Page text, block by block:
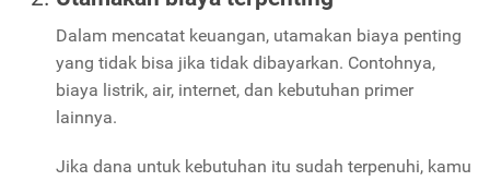
Dalam mencatat keuangan, utamakan biaya penting
yang tidak bisa jika tidak dibayarkan. Contohnya,
biaya listrik, air, internet, dan kebutuhan primer
lainnya.
Jika dana untuk kebutuhan itu sudah terpenuhi, kamu